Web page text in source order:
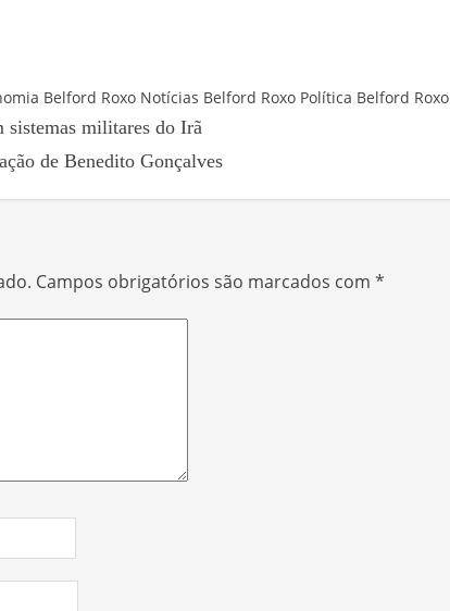
Belford Roxo Notícias Belford Roxo Política Belford Roxo
sistemas militares do Irã
de Benedito Gonçalves
Campos obrigatórios são marcados com *